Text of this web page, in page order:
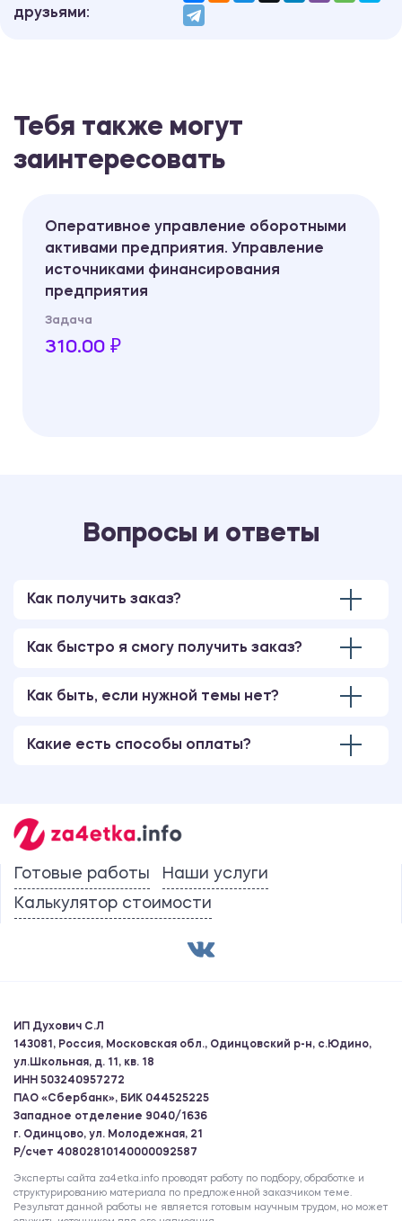
друзьями:
Тебя также могут
заинтересовать
Оперативное управление оборотными
активами предприятия. Управление
источниками финансирования
предприятия
Задача
310.00 ₽
Вопросы и ответы
Как получить заказ?
Как быстро я смогу получить заказ?
Как быть, если нужной темы нет?
Какие есть способы оплаты?
Готовые работы
Наши услуги
Калькулятор стоимости
ИП Духович С.Л
143081, Россия, Московская обл., Одинцовский р-н, с.Юдино,
ул.Школьная, д. 11, кв. 18
ИНН 503240957272
ПАО «Сбербанк», БИК 044525225
Западное отделение 9040/1636
г. Одинцово, ул. Молодежная, 21
Р/счет 40802810140000092587
Эксперты сайта za4etka.info проводят работу по подбору, обработке и
структурированию материала по предложенной заказчиком теме.
Результат данной работы не является готовым научным трудом, но может